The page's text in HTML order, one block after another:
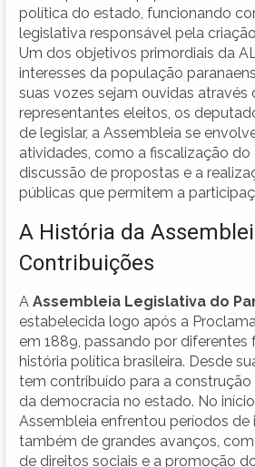
política do estado, funcionando
legislativa responsável pela
Um dos objetivos primordiais da
interesses da população
suas vozes sejam ouvidas através
representantes eleitos, os
de legislar, a Assembleia se
atividades, como a fiscalização do
discussão de propostas e a
públicas que permitem a
A História da
Contribuições
A Assembleia Legislativa do
estabelecida logo após a
em 1889, passando por diferentes
história política brasileira. Desde
tem contribuído para a
da democracia no estado. No
Assembleia enfrentou períodos de
também de grandes avanços,
de direitos sociais e a promoção